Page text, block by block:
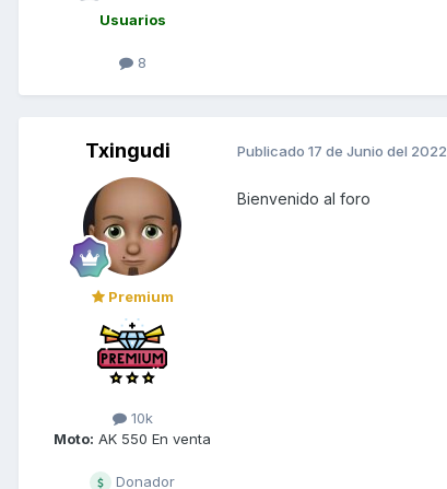
Usuarios
8
Txingudi
Premium
10k
Moto: AK 550 En venta
Donador
Publicado 17 de Junio del 2022
Bienvenido al foro